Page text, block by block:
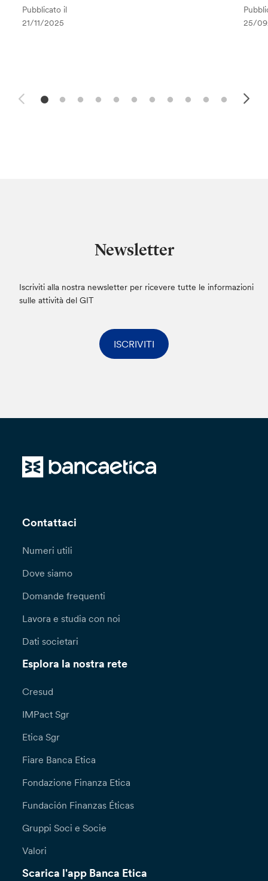
Pubblicato il
21/11/2025
25/
Newsletter
Iscriviti alla nostra newsletter per ricevere tutte le informazioni
sulle attività del GIT
ISCRIVITI
Contattaci
Numeri utili
Dove siamo
Domande frequenti
Lavora e studia con noi
Dati societari
Esplora la nostra rete
Cresud
IMPact Sgr
Etica Sgr
Fiare Banca Etica
Fondazione Finanza Etica
Fundación Finanzas Éticas
Gruppi Soci e Socie
Valori
Scarica l'app Banca Etica